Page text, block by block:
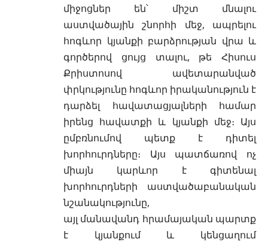
միջոցներ են՝ միշտ մնալու
աստվածայինշնորհի մեջ, ապրելու
հոգևոր կյանքի բարձրության վրա և
գործերով ցույց տալու, թե Հիսուս
Քրիստոսով ավետարանված
փրկությունը հոգևոր իրականություն է
դարձել հավատացյալների համար
իրենց հավատքի և կյանքի մեջ։ Այս
ըմբռնումով պետք է դիտել
խորհուրդները։ Այս պատճառով ոչ
միայն կարևոր է գիտենալ
խորհուրդների աստվածաբանական
նշանակությունը,
այլ մանավանդ հրամայական պարտք
է կյանքում և կենցաղում